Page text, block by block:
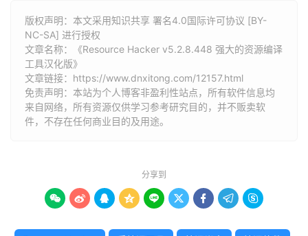
版权声明：本文采用知识共享 署名4.0国际许可协议 [BY-
NC-SA] 进行授权
文章名称：《Resource Hacker v5.2.8.448 强大的资源编译
工具汉化版》
文章链接： https://www.dnxitong.com/12157.html
免责声明：本站为个人博客非盈利性站点，所有软件信息均
来自网络，所有资源仅供学习参考研究目的，并不贩卖软
件，不存在任何商业目的及用途。
分享到
        